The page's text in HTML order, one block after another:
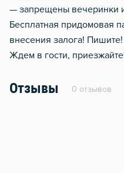
— запрещены вечеринки
Бесплатная придомовая
внесения залога!
Ждем в гости,
Отзывы 0 отзывов